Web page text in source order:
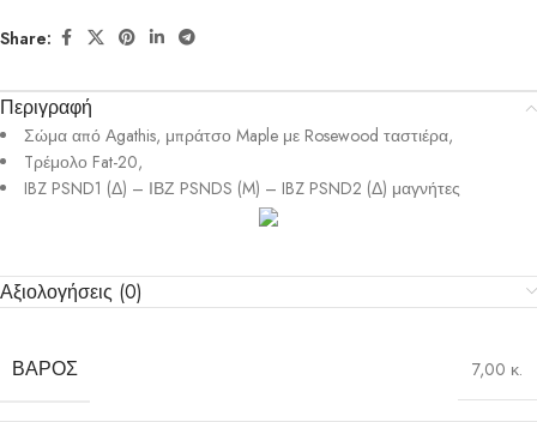
Share:
Περιγραφή
Σώμα από Αgathis, μπράτσο Maple με Rosewood ταστιέρα,
Tρέμολο Fat-20,
IBZ PSND1 (Δ) – ΙΒΖ PSNDS (M) – IBZ PSND2 (Δ) μαγνήτες
Αξιολογήσεις (0)
ΒΆΡΟΣ 7,00 κ.